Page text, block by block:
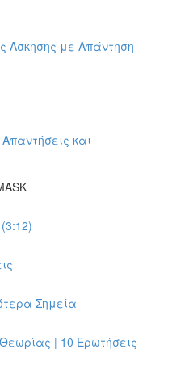
Άσκησης με Απάντηση
και
Σημεία
| 10 Ερωτήσεις